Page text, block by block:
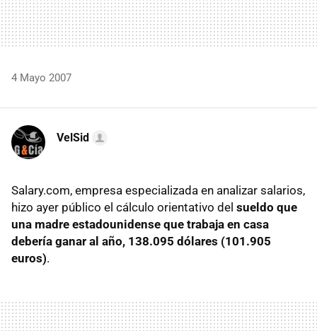
4 Mayo 2007
VelSid
Salary.com, empresa especializada en analizar salarios,
hizo ayer público el cálculo orientativo del sueldo que
una madre estadounidense que trabaja en casa
debería ganar al año, 138.095 dólares (101.905
euros).